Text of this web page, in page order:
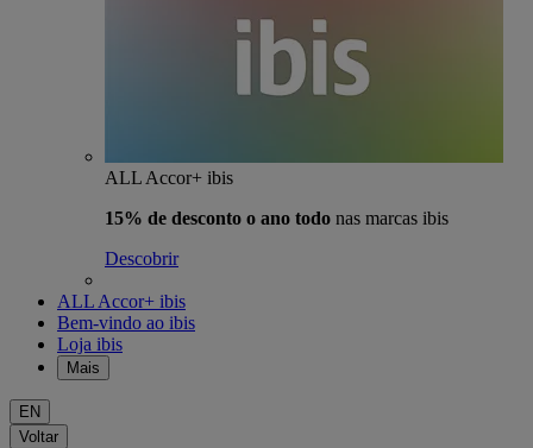
ALL Accor+ ibis
15% de desconto o ano todo nas marcas ibis
Descobrir
ALL Accor+ ibis
Bem-vindo ao ibis
Loja ibis
Mais
EN
Voltar